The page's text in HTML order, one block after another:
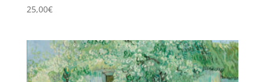
25,00€